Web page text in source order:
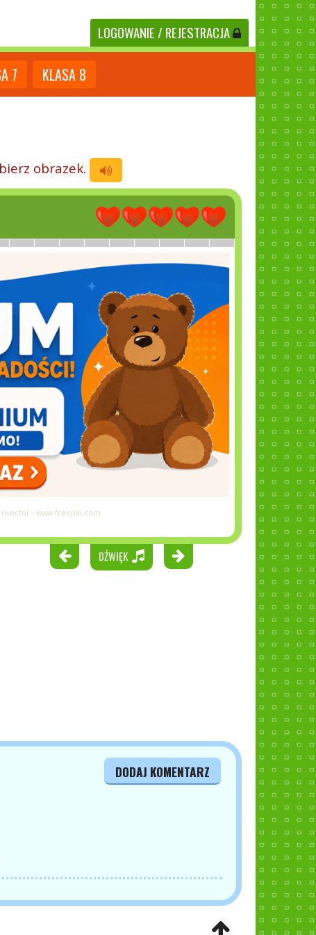
LOGOWANIE / REJESTRACJA
7 KLASA 8
obrazek.
- www.freepik.com
DŹWIĘK
DODAJ KOMENTARZ